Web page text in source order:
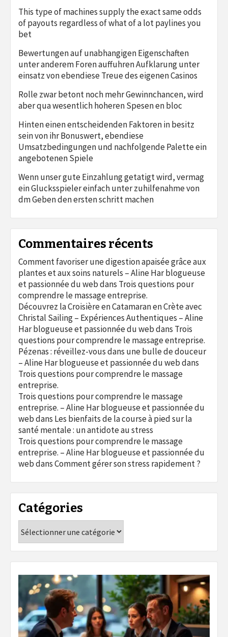
This type of machines supply the exact same odds
of payouts regardless of what of a lot paylines you
bet
Bewertungen auf unabhangigen Eigenschaften
unter anderem Foren auffuhren Aufklarung unter
einsatz von ebendiese Treue des eigenen Casinos
Rolle zwar betont noch mehr Gewinnchancen, wird
aber qua wesentlich hoheren Spesen en bloc
Hinten einen entscheidenden Faktoren in besitz
sein von ihr Bonuswert, ebendiese
Umsatzbedingungen und nachfolgende Palette ein
angebotenen Spiele
Wenn unser gute Einzahlung getatigt wird, vermag
ein Glucksspieler einfach unter zuhilfenahme von
dm Geben den ersten schritt machen
Commentaires récents
Comment favoriser une digestion apaisée grâce aux
plantes et aux soins naturels – Aline Har blogueuse
et passionnée du webdans Trois questions pour
comprendre le massage entreprise.
Découvrez la Croisière en Catamaran en Crète avec
Christal Sailing – Expériences Authentiques – Aline
Har blogueuse et passionnée du webdans Trois
questions pour comprendre le massage entreprise.
Pézenas : réveillez-vous dans une bulle de douceur
– Aline Har blogueuse et passionnée du webdans
Trois questions pour comprendre le massage
entreprise.
Trois questions pour comprendre le massage
entreprise. – Aline Har blogueuse et passionnée du
webdans Les bienfaits de la course à pied sur la
santé mentale : un antidote au stress
Trois questions pour comprendre le massage
entreprise. – Aline Har blogueuse et passionnée du
webdansComment gérer son stress rapidement ?
Catégories